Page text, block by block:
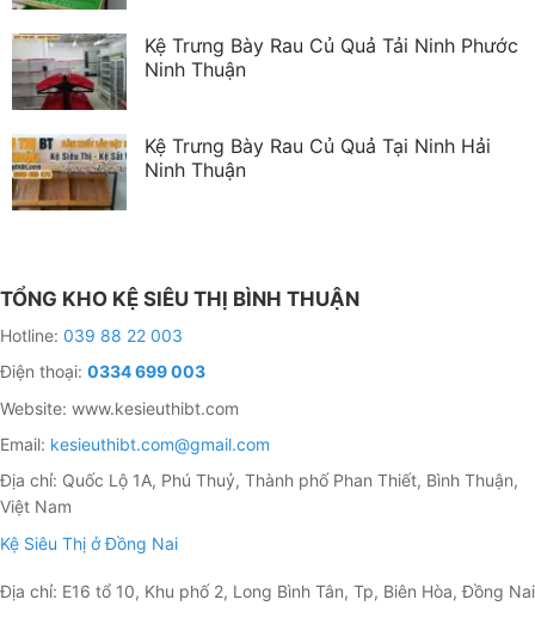
Kệ Trưng Bày Rau Củ Quả Tải Ninh Phước
Ninh Thuận
Kệ Trưng Bày Rau Củ Quả Tại Ninh Hải
Ninh Thuận
TỔNG KHO KỆ SIÊU THỊ BÌNH THUẬN
Hotline: 039 88 22 003
Điện thoại: 0334 699 003
Website: www.kesieuthibt.com
Email: kesieuthibt.com@gmail.com
Địa chỉ: Quốc Lộ 1A, Phú Thuỷ, Thành phố Phan Thiết, Bình Thuận,
Việt Nam
Kệ Siêu Thị ở Đồng Nai
Địa chỉ: E16 tổ 10, Khu phố 2, Long Bình Tân, Tp, Biên Hòa, Đồng Nai